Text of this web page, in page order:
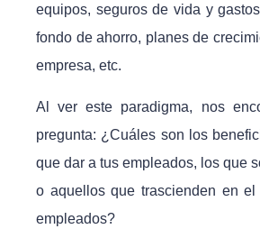
equipos, seguros de vida y
fondo de ahorro, planes de
empresa, etc.
Al ver este paradigma, nos
pregunta: ¿Cuáles son los
que dar a tus empleados, los que
o aquellos que trascienden en
empleados?